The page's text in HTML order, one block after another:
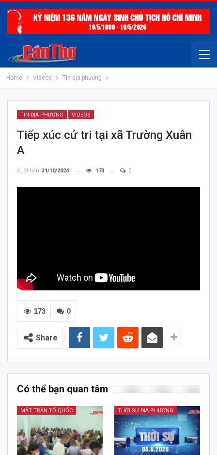
Home Videos Tin địa phương
TIN ĐỊA PHƯƠNG VIDEOS
Tiếp xúc cử tri tại xã Trường Xuân
A
Xuất bản 31/10/2024 173 0
0
173
Share
Có thể bạn quan tâm
MẶT TRẬN TỔ QUỐC THỜI SỰ ĐỊA PHƯƠNG